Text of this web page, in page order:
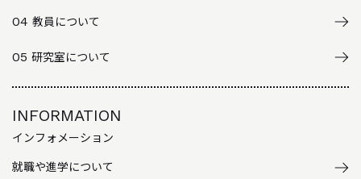
04 教員について
05 研究室について
INFORMATION
インフォメーション
就職や進学について